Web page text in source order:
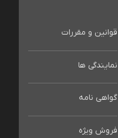
قوانین و مقررات
نمایندگی ها
گواهی نامه
فروش ویژه